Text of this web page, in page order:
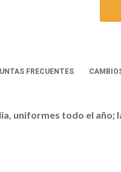
FRECUENTES
uniformes todo el año;